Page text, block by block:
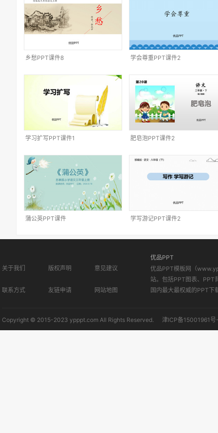
乡愁PPT课件8 学会尊重PPT课件2
学习扩写PPT课件1 肥皂泡PPT课件2
蒲公英PPT课件 学写游记PPT课件2
关于我们 版权声明 意见建议
联系方式 友链申请 网站地图
优品PPT
优品PPT模板网（
站。包括PPT图表、PPT
国内最大最权威的PPT下
Copyright © 2015-2023 ypppt.com All Rights Reserved. 津ICP备15001961号